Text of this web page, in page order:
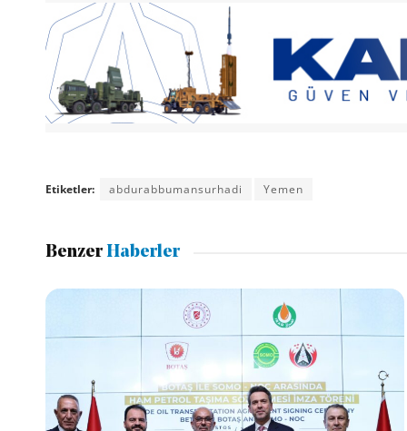
Etiketler: abdurabbumansurhadi Yemen
BenzerHaberler